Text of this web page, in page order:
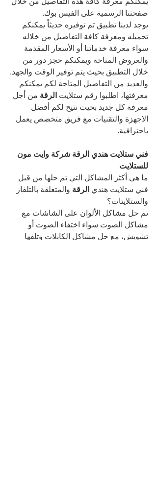
صفحتنا الرسمية على الفيس بوك.
يوجد لدينا تطبيق تم توفيره حديثاً يمكنكم
تحميله ومعرفة كافة التفاصيل من خلاله
سواء معرفة خدماتنا أو الأسعار المقدمة
والعروض المتاحة ويمكنكم حجز دور من
خلال التطبيق بحيث يتم توفير الوقت والجهد.
والعديد من التفاصيل المتاحة لكم يمكنكم
معرفتها، اطلبوا رقم ستلايت الرقة من أجل
معرفة كل جديد بحيث نتيح لكم أفضل
الاجهزة والتقنيات مع فريق متخصص يعمل
باحترافية.
فني ستلايت هندي الرقة شركة وايت مون
للستلايت
ما هي أكثر المشاكل التي تم حلها من قبل
فني ستلايت هندي الرقة والمتعلقة بالتلفاز
والستلايتات؟
تم حل مشاكل الألوان على الشاشات مع
مشاكل الصوت سواء اختفاء الصوت أو
تشويش، مع حل مشاكل الكابلات وتلفها